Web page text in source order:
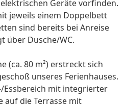
Geräte vorfinden.
jeweils einem Doppelbett
sind bereits bei Anreise
über Dusche/WC.
(ca. 80 m²) erstreckt sich
unseres Ferienhauses.
Essbereich mit integrierter
auf die Terrasse mit